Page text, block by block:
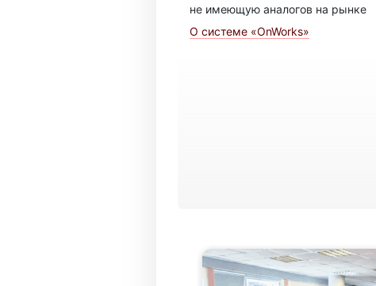
не имеющую аналогов на рынке
О системе «OnWorks»